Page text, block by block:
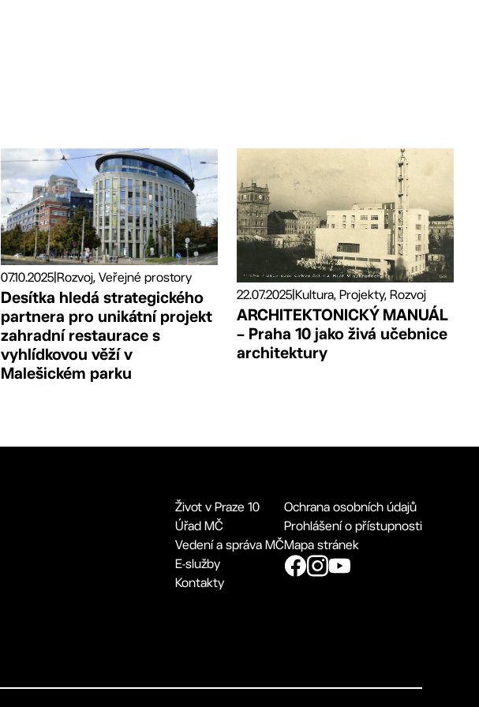
07.10.2025| Rozvoj, Veřejné prostory
Desítka hledá strategického
partnera pro unikátní projekt
zahradní restaurace s
vyhlídkovou věží v
Malešickém parku
22.07.2025|Kultura, Projekty, Rozvoj
ARCHITEKTONICKÝ MANUÁL
– Praha 10 jako živá učebnice
architektury
Život v Praze 10
Úřad MČ
Vedení a správa MČ
E-služby
Kontakty
Ochrana osobních údajů
Prohlášení o přístupnosti
Mapa stránek